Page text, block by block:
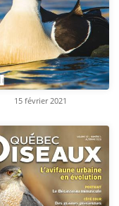
15 février 2021